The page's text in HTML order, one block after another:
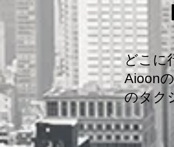
どこに
Aioon
のタク